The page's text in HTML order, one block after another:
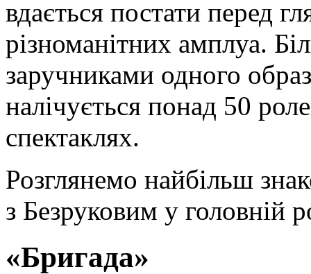
вдається постати перед
різноманітних амплуа.
заручниками одного
налічується понад 50
спектаклях.
Розглянемо найбільш
з Безруковим у головній
«Бригада»